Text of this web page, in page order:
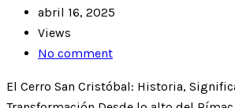
abril 16, 2025
Views
No comment
El Cerro San Cristóbal: Historia,